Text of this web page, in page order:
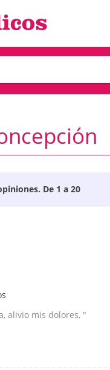
De 1 a 20
alivio mis dolores, "